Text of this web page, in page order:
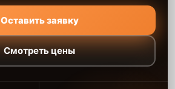
Оставить заявку
Смотреть цены